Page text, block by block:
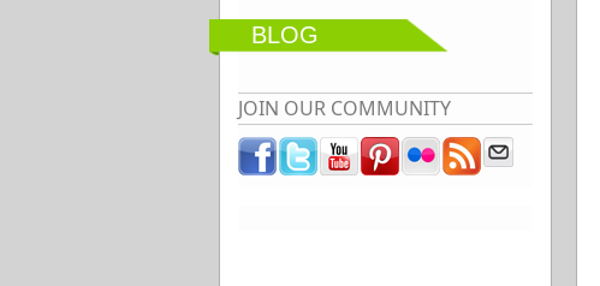
BLOG
JOIN OUR COMMUNITY